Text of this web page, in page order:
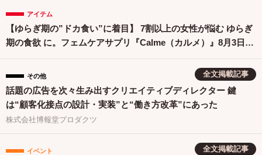
アイテム
【ゆらぎ期の”ドカ食い”に着目】 7割以上の女性が悩む ゆらぎ
期の食欲 に。フェムケアサプリ『Calme（カルメ）』8月3日新
全文掲載記事
その他
話題の広告を次々生み出すクリエイティブディレクター 鍵
は“顧客化接点の設計・実装”と“働き方改革”にあった
株式会社博報堂プロダクツ
全文掲載記事
イベント